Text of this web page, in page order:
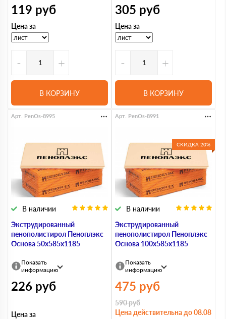
119 руб
Цена за
- +
В КОРЗИНУ
305 руб
Цена за
- +
В КОРЗИНУ
Экструдированный
пенополистирол Пеноплэкс
Основа 50х585х1185
В наличии
Арт. PenOs-8995
Показать
информацию
226 руб
Цена за
СКИДКА 20%
Экструдированный
пенополистирол Пеноплэкс
Основа 100х585х1185
В наличии
Арт. PenOs-8991
Показать
информацию
475 руб
590руб
Цена действительна до 08.08